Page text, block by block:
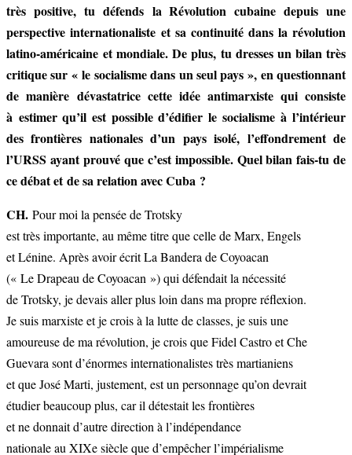
très positive, tu défends la Révolution cubaine depuis une
perspective internationaliste et sa continuité dans la révolution
latino-américaine et mondiale. De plus, tu dresses un bilan très
critique sur « le socialisme dans un seul pays », en questionnant
de manière dévastatrice cette idée antimarxiste qui consiste
à estimer qu’il est possible d’édifier le socialisme à l’intérieur
des frontières nationales d’un pays isolé, l’effondrement de
l’URSS ayant prouvé que c’est impossible. Quel bilan fais-tu de
ce débat et de sa relation avec Cuba ?
CH. Pour moi la pensée de Trotsky
est très importante, au même titre que celle de Marx, Engels
et Lénine. Après avoir écrit La Bandera de Coyoacan
(« Le Drapeau de Coyoacan ») qui défendait la nécessité
de Trotsky, je devais aller plus loin dans ma propre réflexion.
Je suis marxiste et je crois à la lutte de classes, je suis une
amoureuse de ma révolution, je crois que Fidel Castro et Che
Guevara sont d’énormes internationalistes très martianiens
et que José Marti, justement, est un personnage qu’on devrait
étudier beaucoup plus, car il détestait les frontières
et ne donnait d’autre direction à l’indépendance
nationale au XIXe siècle que d’empêcher l’impérialisme